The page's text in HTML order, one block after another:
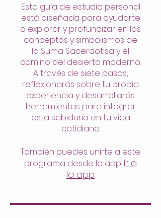
Esta guía de estudio personal
está diseñada para ayudarte
a explorar y profundizar en los
conceptos y simbolismos de
la Suma Sacerdotisa y el
camino del desierto moderno.
A través de siete pasos,
reflexionarás sobre tu propia
experiencia y desarrollarás
herramientas para integrar
esta sabiduría en tu vida
cotidiana.
También puedes unirte a este
programa desde la app. Ir a
la app